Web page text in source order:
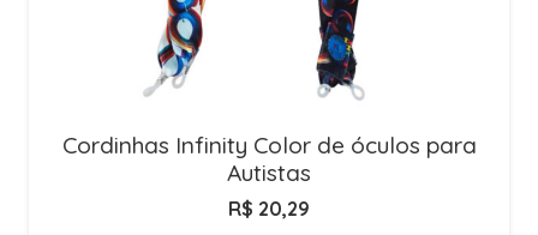
Cordinhas Infinity Color de óculos para
Autistas
R$ 20,29